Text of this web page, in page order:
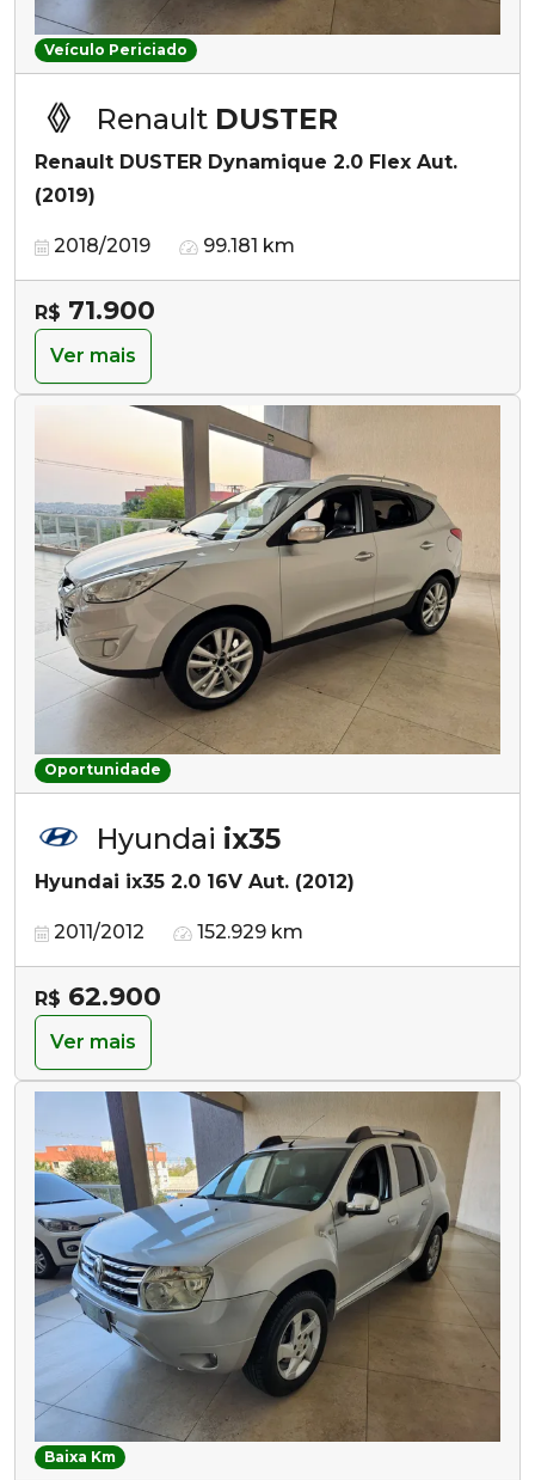
Veículo Periciado
Renault DUSTER
Renault DUSTER Dynamique 2.0 Flex Aut.
(2019)
2018/2019 99.181 km
R$ 71.900
Ver mais
Oportunidade
Hyundai ix35
Hyundai ix35 2.0 16V Aut. (2012)
2011/2012 152.929 km
R$ 62.900
Ver mais
Baixa Km